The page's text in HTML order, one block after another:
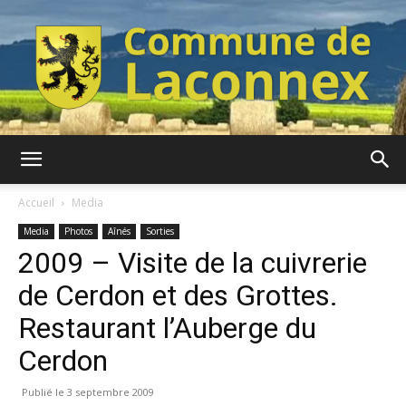
Laconnex
Accueil Media
Media Photos Aînés Sorties
2009 – Visite de la cuivrerie
de Cerdon et des Grottes.
Restaurant l’Auberge du
Cerdon
3 septembre 2009